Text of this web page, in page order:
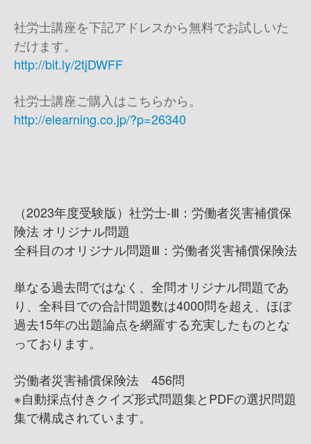
社労士講座を下記アドレスから無料でお試しいた
だけます。
http://bit.ly/2tjDWFF
社労士講座ご購入はこちらから。
http://elearning.co.jp/?p=26340
（2023年度受験版）社労士-Ⅲ：労働者災害補償保
険法 オリジナル問題
全科目のオリジナル問題Ⅲ：労働者災害補償保険法
単なる過去問ではなく、全問オリジナル問題であ
り、全科目での合計問題数は4000問を超え、ほぼ
過去15年の出題論点を網羅する充実したものとな
っております。
労働者災害補償保険法 456問
※自動採点付きクイズ形式問題集とPDFの選択問題
集で構成されています。